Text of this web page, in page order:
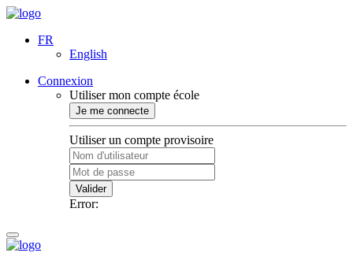
FR
English
Connexion
Utiliser mon compte école
Je me connecte
Utiliser un compte provisoire
Valider
Error: